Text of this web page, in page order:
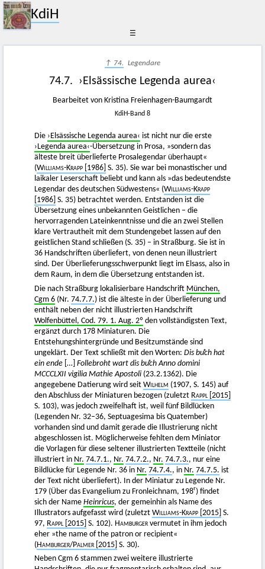
KdiH
☰
↑ 74. Legendare
74.7. ›Elsässische Legenda aurea‹
Bearbeitet von Kristina Freienhagen-Baumgardt
KdiH-Band 8
Die ›Elsässische Legenda aurea‹ ist nicht nur die erste
›Legenda aurea‹-Übersetzung in Prosa, »sondern das
älteste breit überlieferte Prosalegendar überhaupt«
(Williams-Krapp [1986] S. 35). Sie war bei monastischer und
laikaler Leserschaft beliebt und kann als »das bedeutendste
Legendar des deutschen Südwestens« (Williams-Krapp
[1986] S. 35) betrachtet werden. Entstanden ist die
Übersetzung eines unbekannten Geistlichen – die
hervorragenden Lateinkenntnisse und die an zwei Stellen
klare Vertrautheit mit dem Stundengebet lassen auf den
geistlichen Stand schließen (S. 35) – in Straßburg. Sie ist in
36 Handschriften überliefert, von denen neun illustriert
sind. Der Überlieferungsschwerpunkt liegt im Elsass, also in
dem Raum, in dem die Übersetzung entstanden ist.
Die nach Straßburg lokalisierbare Handschrift München,
Cgm 6 (Nr. 74.7.7.) ist die älteste in der Überlieferung und
enthält neben der nicht illustrierten Handschrift
Wolfenbüttel, Cod. 79. 1. Aug. 2º den vollständigsten Text,
ergänzt durch 178 Miniaturen. Die
Entstehungshintergründe und Besitzumstände sind
ungeklärt. Der Text schließt mit den Worten: Dis buͦch hat
ein ende […] Follebroht wart dis buͦch Anno domini
MCCCLXII vigilia Mathie Apostoli (23.2.1362). Die
angegebene Datierung wird seit Wilhelm (1907, S. 145) auf
den Abschluss der Miniaturen bezogen (zuletzt Rappl [2015]
S. 103), was jedoch zweifelhaft ist, weil fünf Bildlücken
(Legenden Nr. 32–36, Septuagesima bis Quatember)
vorhanden sind und damit gerade die Illustrierung nicht
abgeschlossen ist. Möglicherweise fehlten dem Miniator
die Vorlagen für diese seltener illustrierten Textteile (nicht
illustriert in Nr. 74.7.1., Nr. 74.7.2., Nr. 74.7.3., nur eine
Bildlücke für Legende Nr. 36 in Nr. 74.7.4., in Nr. 74.7.5. ist
der Text nicht überliefert). In der Miniatur zu Legende Nr.
179 (Über das Evangelium zu Fronleichnam, 198r) findet
sich der Name Heinricus, der gemeinhin als Name des
Illustrators aufgefasst wird (zuletzt Williams-Krapp [2015] S.
97, Rappl [2015] S. 102). Hamburger vermutet in ihm jedoch
eher »the name of the patron or recipient«
( Hamburger/Palmer [2015] S. 30).
Neben Cgm 6 stammen zwei weitere illustrierte